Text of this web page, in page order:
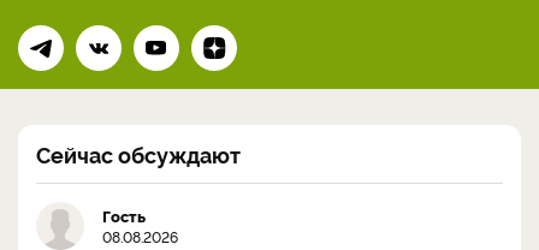
Сейчас обсуждают
Гость
08.08.2026